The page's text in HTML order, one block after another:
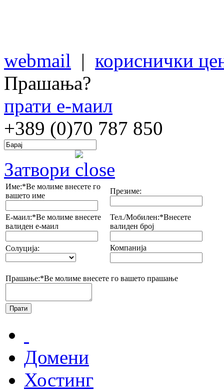
webmail | кориснички
Прашања?
прати е-маил
+389 (0)70 787 850
Затвори
Име:*Ве молиме внесете го
вашето име
Презиме:
Е-маил:*Ве молиме внесете
валиден е-маил
Тел./Мобилен:*Внесете
валиден број
Солуција: Компанија
Прашање:*Ве молиме внесете го вашето прашање
Домени
Хостинг